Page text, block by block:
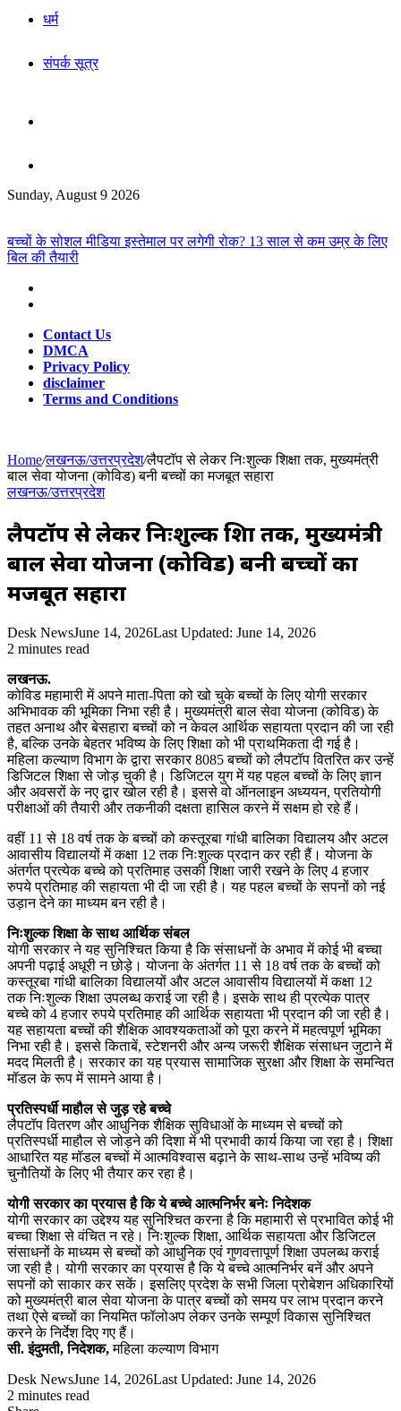
धर्म
संपर्क सूत्र
Sunday, August 9 2026
बच्चों के सोशल मीडिया इस्तेमाल पर लगेगी रोक? 13 साल से कम उम्र के लिए
बिल की तैयारी
Contact Us
DMCA
Privacy Policy
disclaimer
Terms and Conditions
Home/लखनऊ/उत्तरप्रदेश/लैपटॉप से लेकर निःशुल्क शिक्षा तक, मुख्यमंत्री
बाल सेवा योजना (कोविड) बनी बच्चों का मजबूत सहारा
लखनऊ/उत्तरप्रदेश
लैपटॉप से लेकर निःशुल्क शिक्षा तक, मुख्यमंत्री
बाल सेवा योजना (कोविड) बनी बच्चों का
मजबूत सहारा
Desk NewsJune 14, 2026Last Updated: June 14, 2026
2 minutes read
लखनऊ.
कोविड महामारी में अपने माता-पिता को खो चुके बच्चों के लिए योगी सरकार
अभिभावक की भूमिका निभा रही है। मुख्यमंत्री बाल सेवा योजना (कोविड) के
तहत अनाथ और बेसहारा बच्चों को न केवल आर्थिक सहायता प्रदान की जा रही
है, बल्कि उनके बेहतर भविष्य के लिए शिक्षा को भी प्राथमिकता दी गई है।
महिला कल्याण विभाग के द्वारा सरकार 8085 बच्चों को लैपटॉप वितरित कर उन्हें
डिजिटल शिक्षा से जोड़ चुकी है। डिजिटल युग में यह पहल बच्चों के लिए ज्ञान
और अवसरों के नए द्वार खोल रही है। इससे वो ऑनलाइन अध्ययन, प्रतियोगी
परीक्षाओं की तैयारी और तकनीकी दक्षता हासिल करने में सक्षम हो रहे हैं।
वहीं 11 से 18 वर्ष तक के बच्चों को कस्तूरबा गांधी बालिका विद्यालय और अटल
आवासीय विद्यालयों में कक्षा 12 तक निःशुल्क प्रदान कर रही हैं। योजना के
अंतर्गत प्रत्येक बच्चे को प्रतिमाह उसकी शिक्षा जारी रखने के लिए 4 हजार
रुपये प्रतिमाह की सहायता भी दी जा रही है। यह पहल बच्चों के सपनों को नई
उड़ान देने का माध्यम बन रही है।
निःशुल्क शिक्षा के साथ आर्थिक संबल
योगी सरकार ने यह सुनिश्चित किया है कि संसाधनों के अभाव में कोई भी बच्चा
अपनी पढ़ाई अधूरी न छोड़े। योजना के अंतर्गत 11 से 18 वर्ष तक के बच्चों को
कस्तूरबा गांधी बालिका विद्यालयों और अटल आवासीय विद्यालयों में कक्षा 12
तक निःशुल्क शिक्षा उपलब्ध कराई जा रही है। इसके साथ ही प्रत्येक पात्र
बच्चे को 4 हजार रुपये प्रतिमाह की आर्थिक सहायता भी प्रदान की जा रही है।
यह सहायता बच्चों की शैक्षिक आवश्यकताओं को पूरा करने में महत्वपूर्ण भूमिका
निभा रही है। इससे किताबें, स्टेशनरी और अन्य जरूरी शैक्षिक संसाधन जुटाने में
मदद मिलती है। सरकार का यह प्रयास सामाजिक सुरक्षा और शिक्षा के समन्वित
मॉडल के रूप में सामने आया है।
प्रतिस्पर्धी माहौल से जुड़ रहे बच्चे
लैपटॉप वितरण और आधुनिक शैक्षिक सुविधाओं के माध्यम से बच्चों को
प्रतिस्पर्धी माहौल से जोड़ने की दिशा में भी प्रभावी कार्य किया जा रहा है। शिक्षा
आधारित यह मॉडल बच्चों में आत्मविश्वास बढ़ाने के साथ-साथ उन्हें भविष्य की
चुनौतियों के लिए भी तैयार कर रहा है।
योगी सरकार का प्रयास है कि ये बच्चे आत्मनिर्भर बनेः निदेशक
योगी सरकार का उद्देश्य यह सुनिश्चित करना है कि महामारी से प्रभावित कोई भी
बच्चा शिक्षा से वंचित न रहे। निःशुल्क शिक्षा, आर्थिक सहायता और डिजिटल
संसाधनों के माध्यम से बच्चों को आधुनिक एवं गुणवत्तापूर्ण शिक्षा उपलब्ध कराई
जा रही है। योगी सरकार का प्रयास है कि ये बच्चे आत्मनिर्भर बनें और अपने
सपनों को साकार कर सकें। इसलिए प्रदेश के सभी जिला प्रोबेशन अधिकारियों
को मुख्यमंत्री बाल सेवा योजना के पात्र बच्चों को समय पर लाभ प्रदान करने
तथा ऐसे बच्चों का नियमित फॉलोअप लेकर उनके सम्पूर्ण विकास सुनिश्चित
करने के निर्देश दिए गए हैं।
सी. इंदुमती, निदेशक,महिला कल्याण विभाग
Desk NewsJune 14, 2026Last Updated: June 14, 2026
2 minutes read